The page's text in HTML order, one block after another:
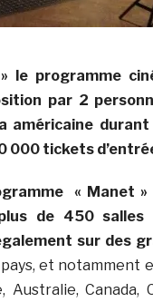
le programme
par 2
américaine
000 tickets
« Manet »
de 450 salles
sur des
et notamment
Australie, Canada,